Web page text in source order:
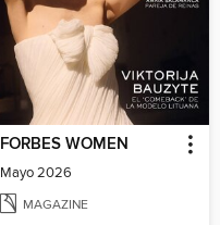
FORBES WOMEN
Mayo 2026
MAGAZINE